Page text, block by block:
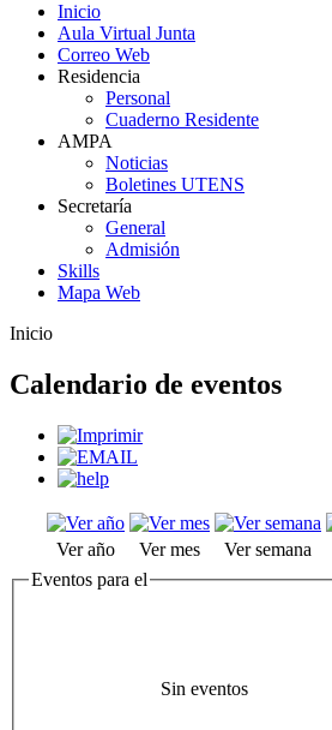
Inicio
Aula Virtual Junta
Correo Web
Residencia
Personal
Cuaderno Residente
AMPA
Noticias
Boletines UTENS
Secretaría
General
Admisión
Skills
Mapa Web
Inicio
Calendario de eventos
Ver año Ver mes Ver semana
Eventos para el
Sin eventos